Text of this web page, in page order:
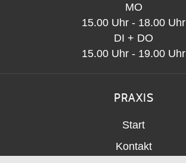
MO
15.00 Uhr - 18.00 Uhr
DI + DO
15.00 Uhr - 19.00 Uhr
PRAXIS
Start
Kontakt